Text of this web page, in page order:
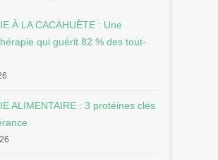
À LA CACAHUÈTE : Une
qui guérit 82 % des tout-
ALIMENTAIRE : 3 protéines clés